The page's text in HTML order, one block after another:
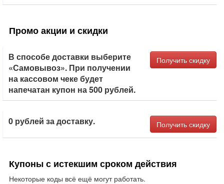
Промо акции и скидки
В способе доставки выберите
«Самовывоз». При получении
на кассовом чеке будет
напечатан купон на 500 рублей.
Получить скидку
0 рублей за доставку. Получить скидку
Купоны с истекшим сроком действия
Некоторые коды всё ещё могут работать.